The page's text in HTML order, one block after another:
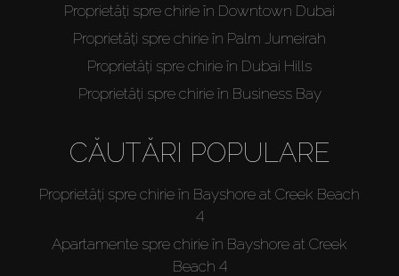
Proprietăți spre chirie în Downtown Dubai
Proprietăți spre chirie în Palm Jumeirah
Proprietăți spre chirie în Dubai Hills
Proprietăți spre chirie în Business Bay
CĂUTĂRI POPULARE
Proprietăți spre chirie în Bayshore at Creek Beach
4
Apartamente spre chirie în Bayshore at Creek
Beach 4